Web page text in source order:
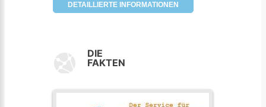
DETAILLIERTE INFORMATIONEN
DIE
FAKTEN